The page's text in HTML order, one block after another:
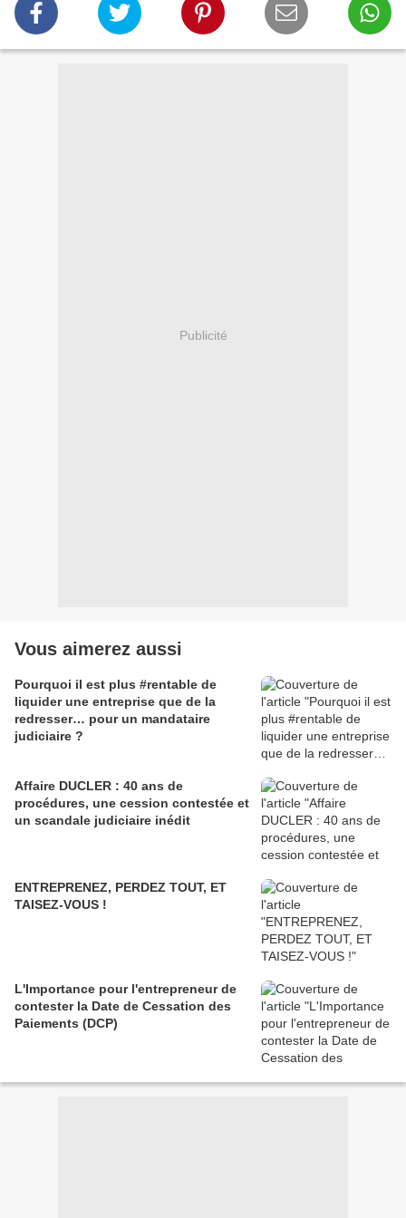
Publicité
Vous aimerez aussi
Pourquoi il est plus #rentable de
liquider une entreprise que de la
redresser… pour un mandataire
judiciaire ?
Affaire DUCLER : 40 ans de
procédures, une cession contestée et
un scandale judiciaire inédit
ENTREPRENEZ, PERDEZ TOUT, ET
TAISEZ-VOUS !
L'Importance pour l'entrepreneur de
contester la Date de Cessation des
Paiements (DCP)